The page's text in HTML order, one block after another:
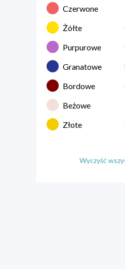
Czerwone
Żółte
Purpurowe
Granatowe
Bordowe
Beżowe
Złote
Wyczyść